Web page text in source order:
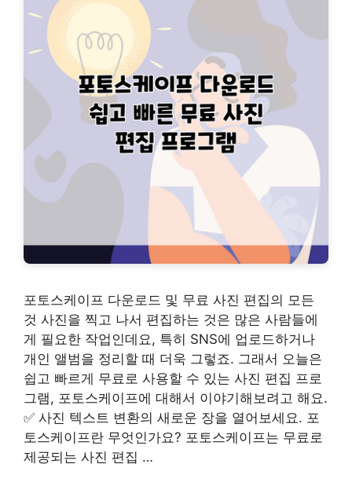
포토스케이프 다운로드 및 무료 사진 편집의 모든
것 사진을 찍고 나서 편집하는 것은 많은 사람들에
게 필요한 작업인데요, 특히 SNS에 업로드하거나
개인 앨범을 정리할 때 더욱 그렇죠. 그래서 오늘은
쉽고 빠르게 무료로 사용할 수 있는 사진 편집 프로
그램, 포토스케이프에 대해서 이야기해보려고 해요.
✅ 사진 텍스트 변환의 새로운 장을 열어보세요. 포
토스케이프란 무엇인가요? 포토스케이프는 무료로
제공되는 사진 편집 …